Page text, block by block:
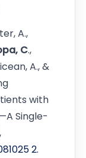
A.,
C.,
A., &
with
Single-
2.